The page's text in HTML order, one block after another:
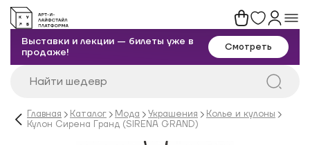
Выставки и лекции — билеты уже в
продаже!
Смотреть
Главная Каталог Мода Украшения
Колье и кулоны
Кулон Сирена Гранд (SIRENA GRAND)